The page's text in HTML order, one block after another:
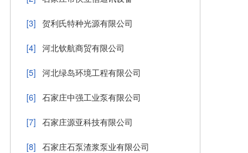
[3] 贺利氏特种光源有限公司
[4] 河北钦航商贸有限公司
[5] 河北绿岛环境工程有限公司
[6] 石家庄中强工业泵有限公司
[7] 石家庄源亚科技有限公司
[8] 石家庄石泵渣浆泵业有限公司